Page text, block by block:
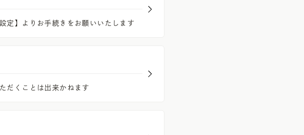
定】よりお手続きをお願いいたします
だくことは出来かねます